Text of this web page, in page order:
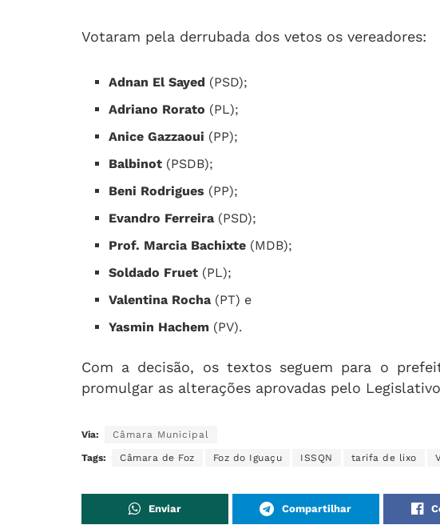
Votaram pela derrubada dos vetos os vereadores:
Adnan El Sayed (PSD);
Adriano Rorato (PL);
Anice Gazzaoui (PP);
Balbinot (PSDB);
Beni Rodrigues (PP);
Evandro Ferreira (PSD);
Prof. Marcia Bachixte (MDB);
Soldado Fruet (PL);
Valentina Rocha (PT) e
Yasmin Hachem (PV).
Com a decisão, os textos seguem para o
promulgar as alterações aprovadas pelo
Via: Câmara Municipal
Tags: Câmara de Foz Foz do Iguaçu ISSQN tarifa de lixo
Enviar Compartilhar